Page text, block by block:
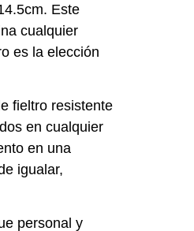
Este
cualquier
es la elección
fieltro resistente
en cualquier
en una
igualar,
personal y